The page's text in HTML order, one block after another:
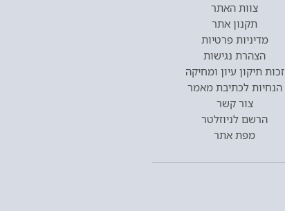
צוות האתר
תקנון אתר
מדיניות פרטיות
הצהרת נגישות
זכות תיקון עיון ומחיקה
הנחיות לכתיבת מאמר
צור קשר
הרשם לניוזלטר
מפת אתר